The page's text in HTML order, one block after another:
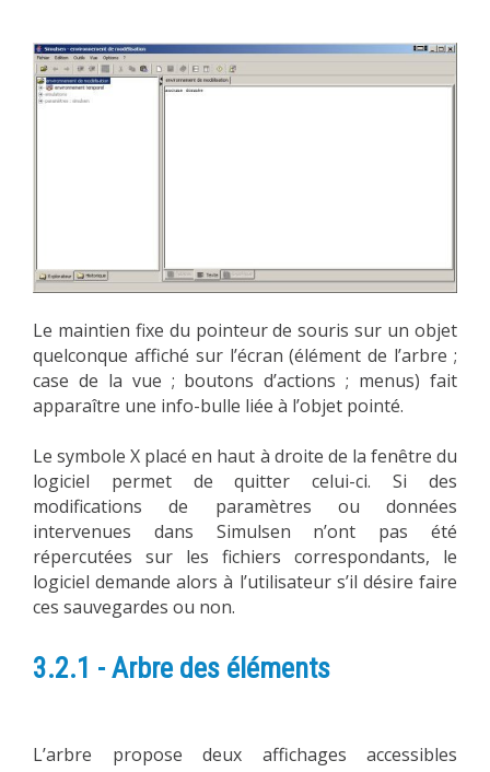
Le maintien fixe du pointeur de souris sur un objet
quelconque affiché sur l’écran (élément de l’arbre ;
case de la vue ; boutons d’actions ; menus) fait
apparaître une info-bulle liée à l’objet pointé.
Le symbole X placé en haut à droite de la fenêtre du
logiciel permet de quitter celui-ci. Si des
modifications de paramètres ou données
intervenues dans Simulsen n’ont pas été
répercutées sur les fichiers correspondants, le
logiciel demande alors à l’utilisateur s’il désire faire
ces sauvegardes ou non.
3.2.1 - Arbre des éléments
L’arbre propose deux affichages accessibles